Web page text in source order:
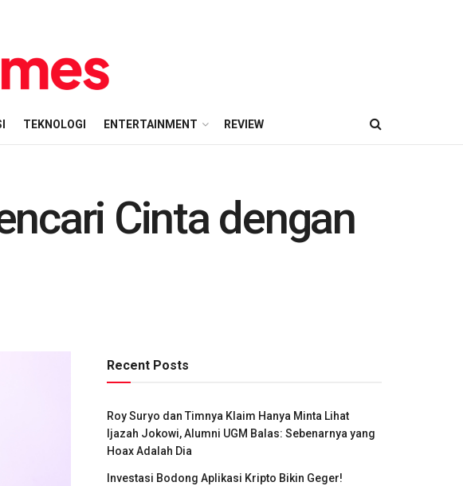
TEKNOLOGI ENTERTAINMENT REVIEW
Cinta dengan
Recent Posts
Roy Suryo dan Timnya Klaim Hanya Minta Lihat
Ijazah Jokowi, Alumni UGM Balas: Sebenarnya yang
Hoax Adalah Dia
Investasi Bodong Aplikasi Kripto Bikin Geger!